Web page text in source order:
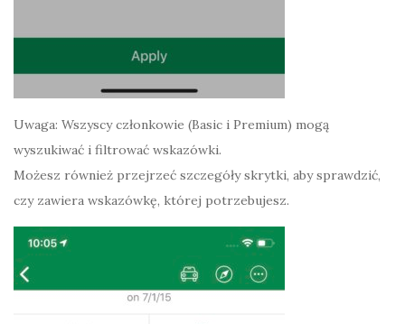
Uwaga: Wszyscy członkowie (Basic i Premium) mogą
wyszukiwać i filtrować wskazówki.
Możesz również przejrzeć szczegóły skrytki, aby sprawdzić,
czy zawiera wskazówkę, której potrzebujesz.